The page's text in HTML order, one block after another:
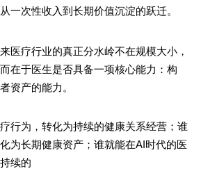
一次性收入到长期价值沉淀的跃迁。
疗行业的真正分水岭不在规模大小，
在于医生是否具备一项核心能力：构
资产的能力。
为，转化为持续的健康关系经营；谁
为长期健康资产；谁就能在AI时代的医
续的